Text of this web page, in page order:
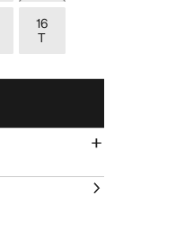
16
T